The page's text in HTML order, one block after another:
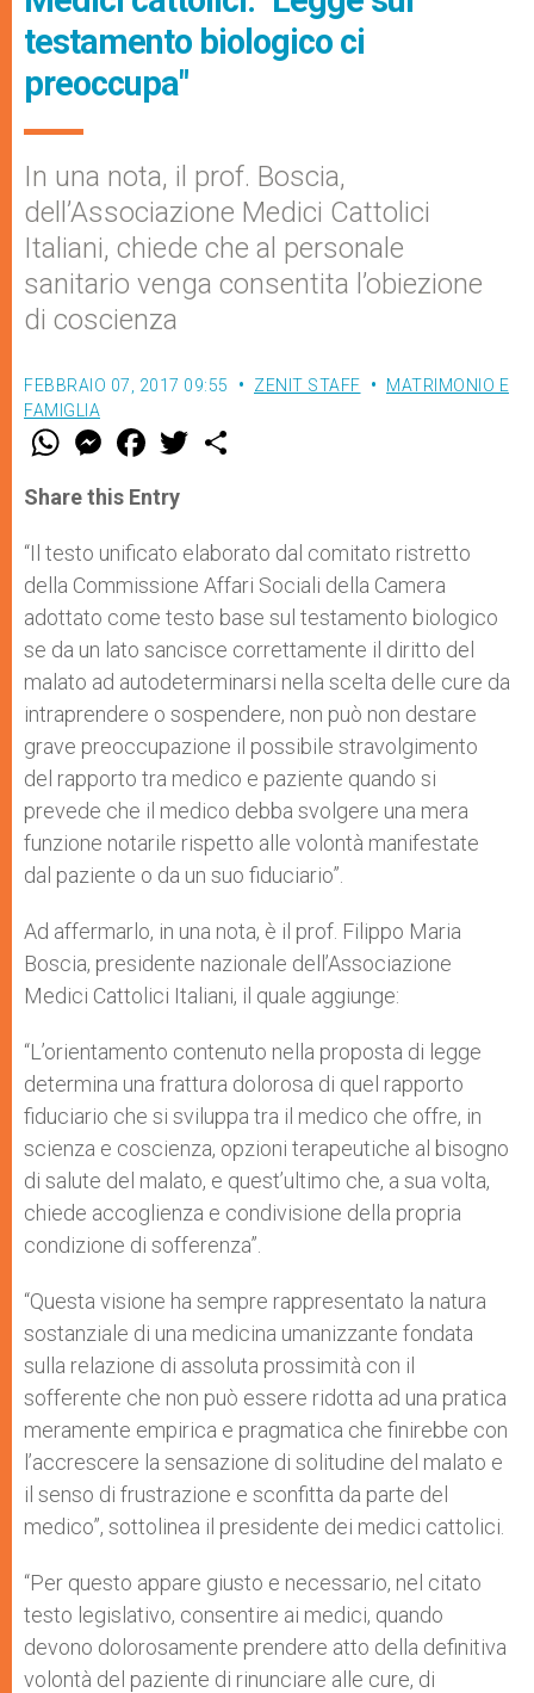
testamento biologico ci
preoccupa"
In una nota, il prof. Boscia,
dell’Associazione Medici Cattolici
Italiani, chiede che al personale
sanitario venga consentita l’obiezione
di coscienza
FEBBRAIO 07, 2017 09:55 ZENIT STAFF
MATRIMONIO E
FAMIGLIA
W
t
s
p
p
M
e
s
e
g
e
r
F
a
e
b
o
k
w
r
Share this Entry
“Il testo unificato elaborato dal comitato ristretto
della Commissione Affari Sociali della Camera
adottato come testo base sul testamento biologico
se da un lato sancisce correttamente il diritto del
malato ad autodeterminarsi nella scelta delle cure da
intraprendere o sospendere, non può non destare
grave preoccupazione il possibile stravolgimento
del rapporto tra medico e paziente quando si
prevede che il medico debba svolgere una mera
funzione notarile rispetto alle volontà manifestate
dal paziente o da un suo fiduciario”.
Ad affermarlo, in una nota, è il prof. Filippo Maria
Boscia, presidente nazionale dell’Associazione
Medici Cattolici Italiani, il quale aggiunge:
“L’orientamento contenuto nella proposta di legge
determina una frattura dolorosa di quel rapporto
fiduciario che si sviluppa tra il medico che offre, in
scienza e coscienza, opzioni terapeutiche al bisogno
di salute del malato, e quest’ultimo che, a sua volta,
chiede accoglienza e condivisione della propria
condizione di sofferenza”.
“Questa visione ha sempre rappresentato la natura
sostanziale di una medicina umanizzante fondata
sulla relazione di assoluta prossimità con il
sofferente che non può essere ridotta ad una pratica
meramente empirica e pragmatica che finirebbe con
l’accrescere la sensazione di solitudine del malato e
il senso di frustrazione e sconfitta da parte del
medico”, sottolinea il presidente dei medici cattolici.
“Per questo appare giusto e necessario, nel citato
testo legislativo, consentire ai medici, quando
devono dolorosamente prendere atto della definitiva
volontà del paziente di rinunciare alle cure, di